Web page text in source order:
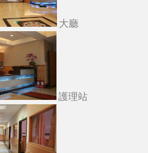
大廳
護理站